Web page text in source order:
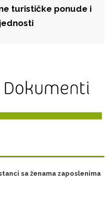
turističke ponude i
sa ženama zaposlenima